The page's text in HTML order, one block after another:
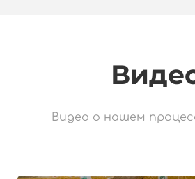
Видео о нашем